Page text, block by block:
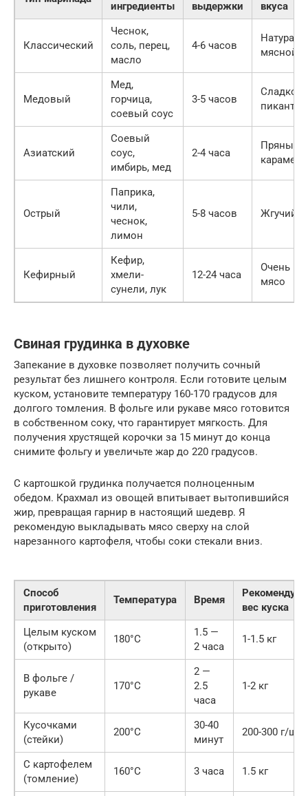
ингредиенты выдержки вкуса
Классический
Чеснок,
соль, перец,
масло
4-6 часов
мясной
Медовый
Мед,
горчица,
соевый соус
3-5 часов
Азиатский
Соевый
соус,
имбирь, мед
2-4 часа
Пряный,
Острый
Паприка,
чили,
чеснок,
лимон
5-8 часов Жгучий,
Кефирный
Кефир,
хмели-
сунели, лук
12-24 часа
Очень
мясо
Свиная грудинка в духовке
Запекание в духовке позволяет получить сочный
результат без лишнего контроля. Если готовите целым
куском, установите температуру 160-170 градусов для
долгого томления. В фольге или рукаве мясо готовится
в собственном соку, что гарантирует мягкость. Для
получения хрустящей корочки за 15 минут до конца
снимите фольгу и увеличьте жар до 220 градусов.
С картошкой грудинка получается полноценным
обедом. Крахмал из овощей впитывает вытопившийся
жир, превращая гарнир в настоящий шедевр. Я
рекомендую выкладывать мясо сверху на слой
нарезанного картофеля, чтобы соки стекали вниз.
Способ
приготовления
Температура Время
вес куска
Целым куском
(открыто)
180°C
1.5 —
2 часа
1-1.5 кг
В фольге /
рукаве
170°C
2 —
2.5
часа
1-2 кг
Кусочками
(стейки)
200°C
30-40
минут
200-300 г/шт
С картофелем
(томление)
160°C 3 часа 1.5 кг